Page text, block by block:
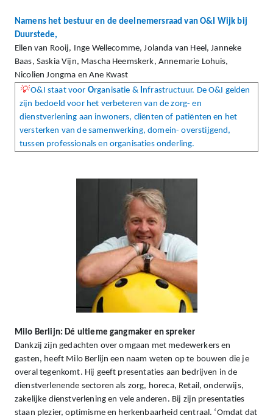
Namens het bestuur en de deelnemersraad van O&I Wijk bij
Duurstede,
Ellen van Rooij, Inge Wellecomme, Jolanda van Heel, Janneke
Baas, Saskia Vijn, Mascha Heemskerk, Annemarie Lohuis,
Nicolien Jongma en Ane Kwast
💡O&I staat voor Organisatie & nfrastructuur. De O&I gelden
zijn bedoeld voor het verbeteren van de zorg- en
dienstverlening aan inwoners, cliënten of patiënten en het
versterken van de samenwerking, domein- overstijgend,
tussen professionals en organisaties onderling.
Milo Berlijn: Dé ultieme gangmaker en spreker
Dankzij zijn gedachten over omgaan met medewerkers en
gasten, heeft Milo Berlijn een naam weten op te bouwen die je
overal tegenkomt. Hij geeft presentaties aan bedrijven in de
dienstverlenende sectoren als zorg, horeca, Retail, onderwijs,
zakelijke dienstverlening en vele anderen. Bij zijn presentaties
staan plezier, optimisme en herkenbaarheid centraal. ‘Omdat dat